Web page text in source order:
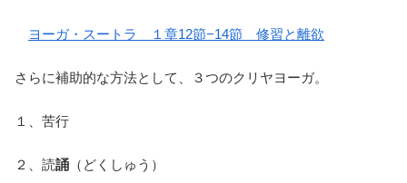
ヨーガ・スートラ １章12節−14節 修習と離欲
さらに補助的な方法として、３つのクリヤヨーガ。
１、苦行
２、読誦 （どくしゅう）